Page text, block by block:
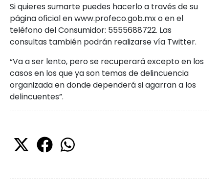
Si quieres sumarte puedes hacerlo a través de su
página oficial en www.profeco.gob.mx o en el
teléfono del Consumidor: 5555688722. Las
consultas también podrán realizarse vía Twitter.
“Va a ser lento, pero se recuperará excepto en los
casos en los que ya son temas de delincuencia
organizada en donde dependerá si agarran a los
delincuentes”.